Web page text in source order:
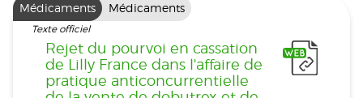
Médicaments Médicaments
Texte officiel
Rejet du pourvoi en cassation
de Lilly France dans l'affaire de
pratique anticoncurrentielle